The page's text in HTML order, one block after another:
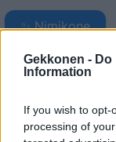
Gekkonen - Do
Information
If you wish to
processing of
✨ Nimikone